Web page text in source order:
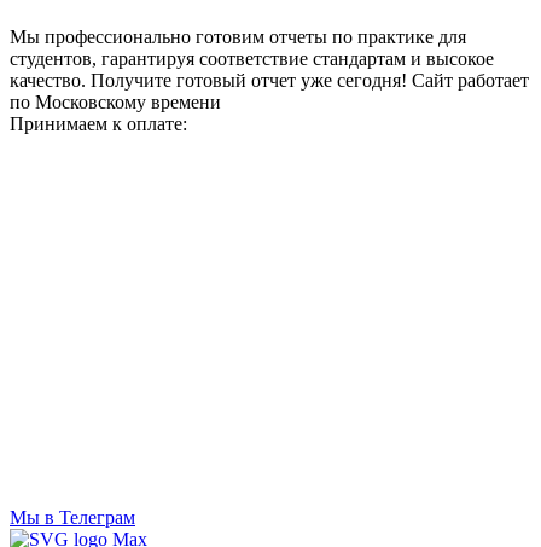
Мы профессионально готовим отчеты по практике для
студентов, гарантируя соответствие стандартам и высокое
качество. Получите готовый отчет уже сегодня! Сайт работает
по Московскому времени
Принимаем к оплате:
Мы в Телеграм